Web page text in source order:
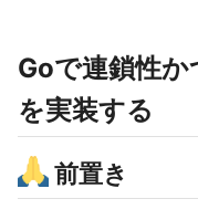
Goで連鎖性
を実装する
前置き